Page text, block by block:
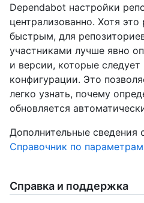
Dependabot настройки
централизованно. Хотя
быстрым, для
участниками лучше явно
и версии, которые
конфигурации. Это
легко узнать, почему
обновляется
Дополнительные сведения
Справочник по
Справка и поддержка